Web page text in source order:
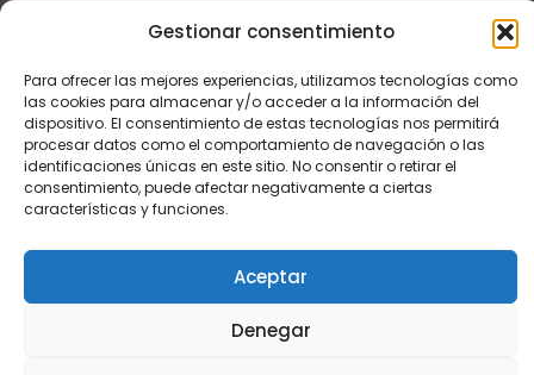
Gestionar consentimiento
Para ofrecer las mejores experiencias, utilizamos tecnologías como
las cookies para almacenar y/o acceder a la información del
dispositivo. El consentimiento de estas tecnologías nos permitirá
procesar datos como el comportamiento de navegación o las
identificaciones únicas en este sitio. No consentir o retirar el
consentimiento, puede afectar negativamente a ciertas
características y funciones.
Aceptar
Denegar
Copyright © 2026 Guías de viaje